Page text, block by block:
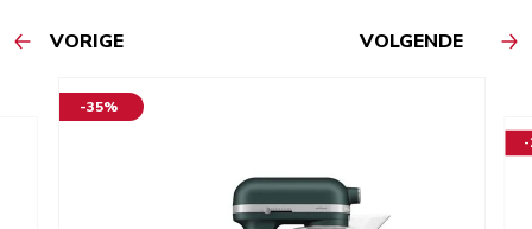
VORIGE VOLGENDE
-35%
-